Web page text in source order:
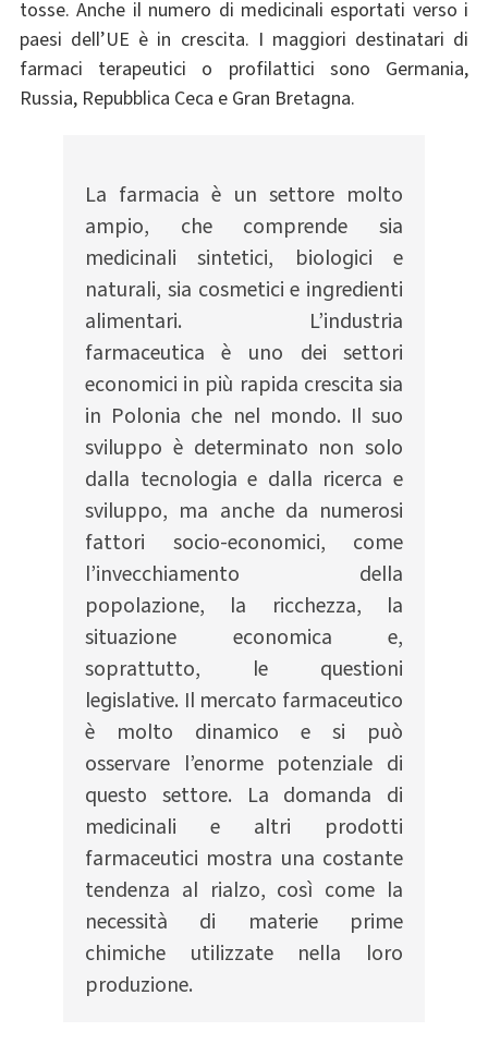
tosse. Anche il numero di medicinali esportati verso i
paesi dell’UE è in crescita. I maggiori destinatari di
farmaci terapeutici o profilattici sono Germania,
Russia, Repubblica Ceca e Gran Bretagna.
La farmacia è un settore molto
ampio, che comprende sia
medicinali sintetici, biologici e
naturali, sia cosmetici e ingredienti
alimentari. L’industria
farmaceutica è uno dei settori
economici in più rapida crescita sia
in Polonia che nel mondo. Il suo
sviluppo è determinato non solo
dalla tecnologia e dalla ricerca e
sviluppo, ma anche da numerosi
fattori socio-economici, come
l’invecchiamento della
popolazione, la ricchezza, la
situazione economica e,
soprattutto, le questioni
legislative. Il mercato farmaceutico
è molto dinamico e si può
osservare l’enorme potenziale di
questo settore. La domanda di
medicinali e altri prodotti
farmaceutici mostra una costante
tendenza al rialzo, così come la
necessità di materie prime
chimiche utilizzate nella loro
produzione.